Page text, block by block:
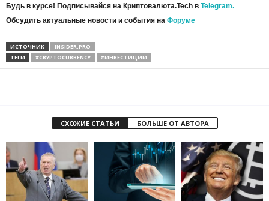
Будь в курсе! Подписывайся на Криптовалюта.Tech в Telegram.
Обсудить актуальные новости и события на Форуме
ИСТОЧНИК
INSIDER.PRO
ТЕГИ
#CRYPTOCURRENCY #ИНВЕСТИЦИИ
СХОЖИЕ СТАТЬИ БОЛЬШЕ ОТ АВТОРА